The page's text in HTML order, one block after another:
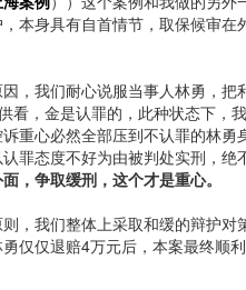
本身具有自首情节，取保候审
，我们耐心说服当事人林勇，
看，金是认罪的，此种状态下，
重心必然全部压到不认罪的林
罪态度不好为由被判处实刑，绝
，争取缓刑，这个才是重心。
，我们整体上采取和缓的辩护
仅仅退赔4万元后，本案最终顺